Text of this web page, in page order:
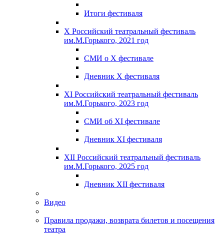
Итоги фестиваля
X Российский театральный фестиваль
им.М.Горького, 2021 год
СМИ о X фестивале
Дневник X фестиваля
XI Российский театральный фестиваль
им.М.Горького, 2023 год
СМИ об XI фестивале
Дневник XI фестиваля
XII Российский театральный фестиваль
им.М.Горького, 2025 год
Дневник XII фестиваля
Видео
Правила продажи, возврата билетов и посещения
театра